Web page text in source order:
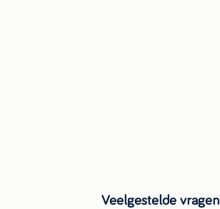
Veelgestelde vragen